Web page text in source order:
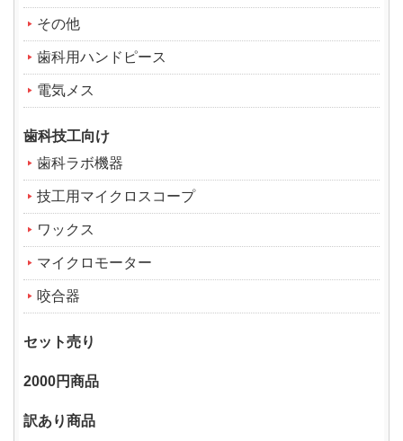
その他
歯科用ハンドピース
電気メス
歯科技工向け
歯科ラボ機器
技工用マイクロスコープ
ワックス
マイクロモーター
咬合器
セット売り
2000円商品
訳あり商品